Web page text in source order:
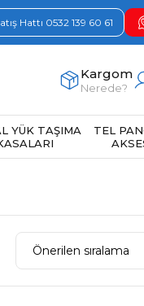
Hattı 0532 139 60 61
Kargom
Nerede?
YÜK TAŞIMA
TEL